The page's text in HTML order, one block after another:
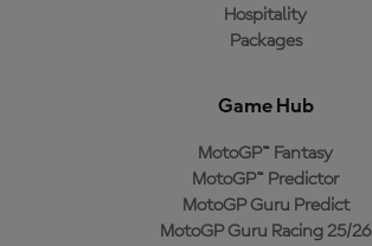
Hospitality
Packages
Game Hub
MotoGP™ Fantasy
MotoGP™ Predictor
MotoGP Guru Predict
MotoGP Guru Racing 25/26